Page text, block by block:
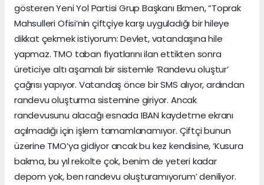
gösteren Yeni Yol Partisi Grup Başkanı Ekmen, “Toprak
Mahsulleri Ofisi’nin çiftçiye karşı uyguladığı bir hileye
dikkat çekmek istiyorum: Devlet, vatandaşına hile
yapmaz. TMO taban fiyatlarını ilan ettikten sonra
üreticiye altı aşamalı bir sistemle ‘Randevu oluştur’
çağrısı yapıyor. Vatandaş önce bir SMS alıyor, ardından
randevu oluşturma sistemine giriyor. Ancak
randevusunu alacağı esnada IBAN kaydetme ekranı
açılmadığı için işlem tamamlanamıyor. Çiftçi bunun
üzerine TMO’ya gidiyor ancak bu kez kendisine, ‘Kusura
bakma, bu yıl rekolte çok, benim de yeteri kadar
depom yok, ben randevu oluşturamıyorum’ deniliyor.